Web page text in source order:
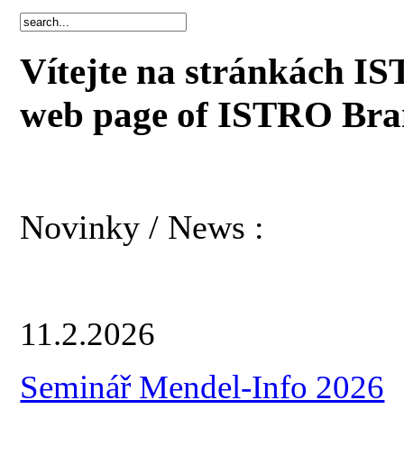
Vítejte na stránkách
web page of ISTRO
Novinky / News :
11.2.2026
Seminář Mendel-Info 2026